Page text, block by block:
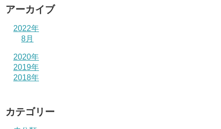
アーカイブ
2022年
8月
2020年
2019年
2018年
カテゴリー